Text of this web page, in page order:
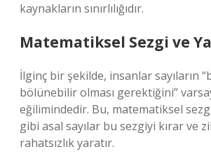
kaynakların sınırlılığıdır.
Matematiksel Sezgi ve
İlginç bir şekilde, insanlar sayıların
bölünebilir olması gerektiğini”
eğilimindedir. Bu, matematiksel
gibi asal sayılar bu sezgiyi kırar ve
rahatsızlık yaratır.